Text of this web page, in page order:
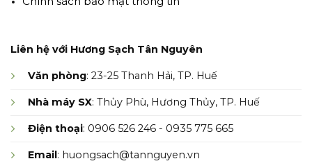
Liên hệ với Hương Sạch Tân Nguyên
Văn phòng: 23-25 Thanh Hải, TP. Huế
Nhà máy SX: Thủy Phù, Hương Thủy, TP. Huế
Điện thoại: 0906 526 246 - 0935 775 665
Email: huongsach@tannguyen.vn